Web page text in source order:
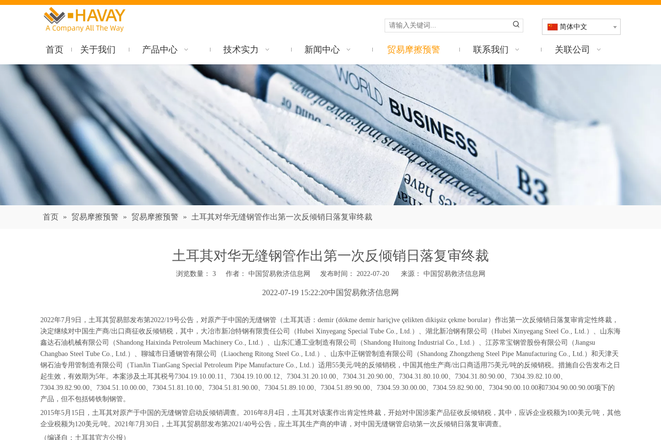
简体中文
首页 关于我们 产品中心 技术实力 新闻中心 贸易摩擦预警 联系我们 关联公司
首页 » 贸易摩擦预警 » 贸易摩擦预警 » 土耳其对华无缝钢管作出第一次反倾销日落复审终裁
土耳其对华无缝钢管作出第一次反倾销日落复审终裁
浏览数量： 3作者： 中国贸易救济信息网 发布时间： 2022-07-20 来源： 中国贸易救济信息网
2022-07-19 15:22:20中国贸易救济信息网
2022年7月9日，土耳其贸易部发布第2022/19号公告，对原产于中国的无缝钢管（土耳其语：demir (dökme demir hariç)ve çelikten dikişsiz çekme borular）作出第一次反倾销日落复审肯定性终裁，
决定继续对中国生产商/出口商征收反倾销税，其中，大冶市新冶特钢有限责任公司（Hubei Xinyegang Special Tube Co., Ltd.）、湖北新冶钢有限公司（Hubei Xinyegang Steel Co., Ltd.）、山东海
鑫达石油机械有限公司（Shandong Haixinda Petroleum Machinery Co., Ltd.）、山东汇通工业制造有限公司（Shandong Huitong Industrial Co., Ltd.）、江苏常宝钢管股份有限公司（Jiangsu
Changbao Steel Tube Co., Ltd.）、聊城市日通钢管有限公司（Liaocheng Ritong Steel Co., Ltd.）、山东中正钢管制造有限公司（Shandong Zhongzheng Steel Pipe Manufacturing Co., Ltd.）和天津天
钢石油专用管制造有限公司（TianJin TianGang Special Petroleum Pipe Manufacture Co., Ltd.）适用55美元/吨的反倾销税，中国其他生产商/出口商适用75美元/吨的反倾销税。措施自公告发布之日
起生效，有效期为5年。本案涉及土耳其税号7304.19.10.00.11、7304.19.10.00.12、7304.31.20.10.00、7304.31.20.90.00、7304.31.80.10.00、7304.31.80.90.00、7304.39.82.10.00、
7304.39.82.90.00、7304.51.10.00.00、7304.51.81.10.00、7304.51.81.90.00、7304.51.89.10.00、7304.51.89.90.00、7304.59.30.00.00、7304.59.82.90.00、7304.90.00.10.00和7304.90.00.90.00项下的
产品，但不包括铸铁制钢管。
2015年5月15日，土耳其对原产于中国的无缝钢管启动反倾销调查。2016年8月4日，土耳其对该案作出肯定性终裁，开始对中国涉案产品征收反倾销税，其中，应诉企业税额为100美元/吨，其他
企业税额为120美元/吨。2021年7月30日，土耳其贸易部发布第2021/40号公告，应土耳其生产商的申请，对中国无缝钢管启动第一次反倾销日落复审调查。
（编译自：土耳其官方公报）